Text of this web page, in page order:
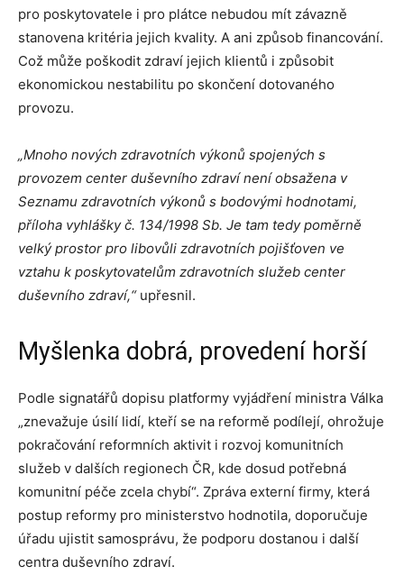
pro poskytovatele i pro plátce nebudou mít závazně
stanovena kritéria jejich kvality. A ani způsob financování.
Což může poškodit zdraví jejich klientů i způsobit
ekonomickou nestabilitu po skončení dotovaného
provozu.
„Mnoho nových zdravotních výkonů spojených s
provozem center duševního zdraví není obsažena v
Seznamu zdravotních výkonů s bodovými hodnotami,
příloha vyhlášky č. 134/1998 Sb. Je tam tedy poměrně
velký prostor pro libovůli zdravotních pojišťoven ve
vztahu k poskytovatelům zdravotních služeb center
duševního zdraví,“upřesnil.
Myšlenka dobrá, provedení horší
Podle signatářů dopisu platformy vyjádření ministra Válka
„znevažuje úsilí lidí, kteří se na reformě podílejí, ohrožuje
pokračování reformních aktivit i rozvoj komunitních
služeb v dalších regionech ČR, kde dosud potřebná
komunitní péče zcela chybí“. Zpráva externí firmy, která
postup reformy pro ministerstvo hodnotila, doporučuje
úřadu ujistit samosprávu, že podporu dostanou i další
centra duševního zdraví.